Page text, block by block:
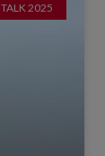
TALK 2025